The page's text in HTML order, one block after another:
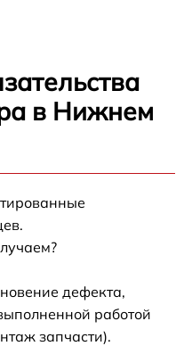
в Нижнем
дефекта,
работой
запчасти).